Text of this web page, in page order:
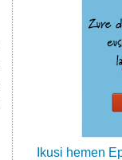
Ikusi hemen